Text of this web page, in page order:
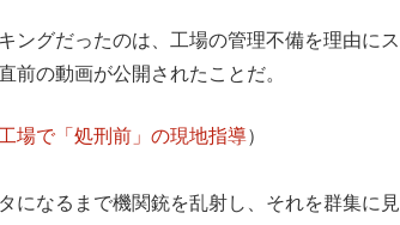
ングだったのは、工場の管理不備を理由にス
前の動画が公開されたことだ。
場で「処刑前」の現地指導）
になるまで機関銃を乱射し、それを群集に見